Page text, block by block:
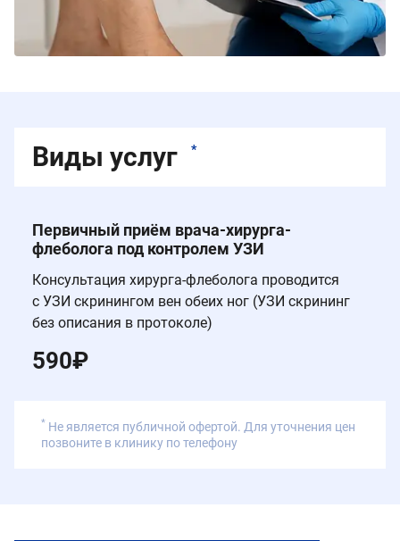
Виды услуг *
Первичный приём врача-хирурга-
флеболога под контролем УЗИ
Консультация хирурга-флеболога проводится
с УЗИ скринингом вен обеих ног (УЗИ скрининг
без описания в протоколе)
590₽
* Не является публичной офертой. Для уточнения цен
позвоните в клинику по телефону